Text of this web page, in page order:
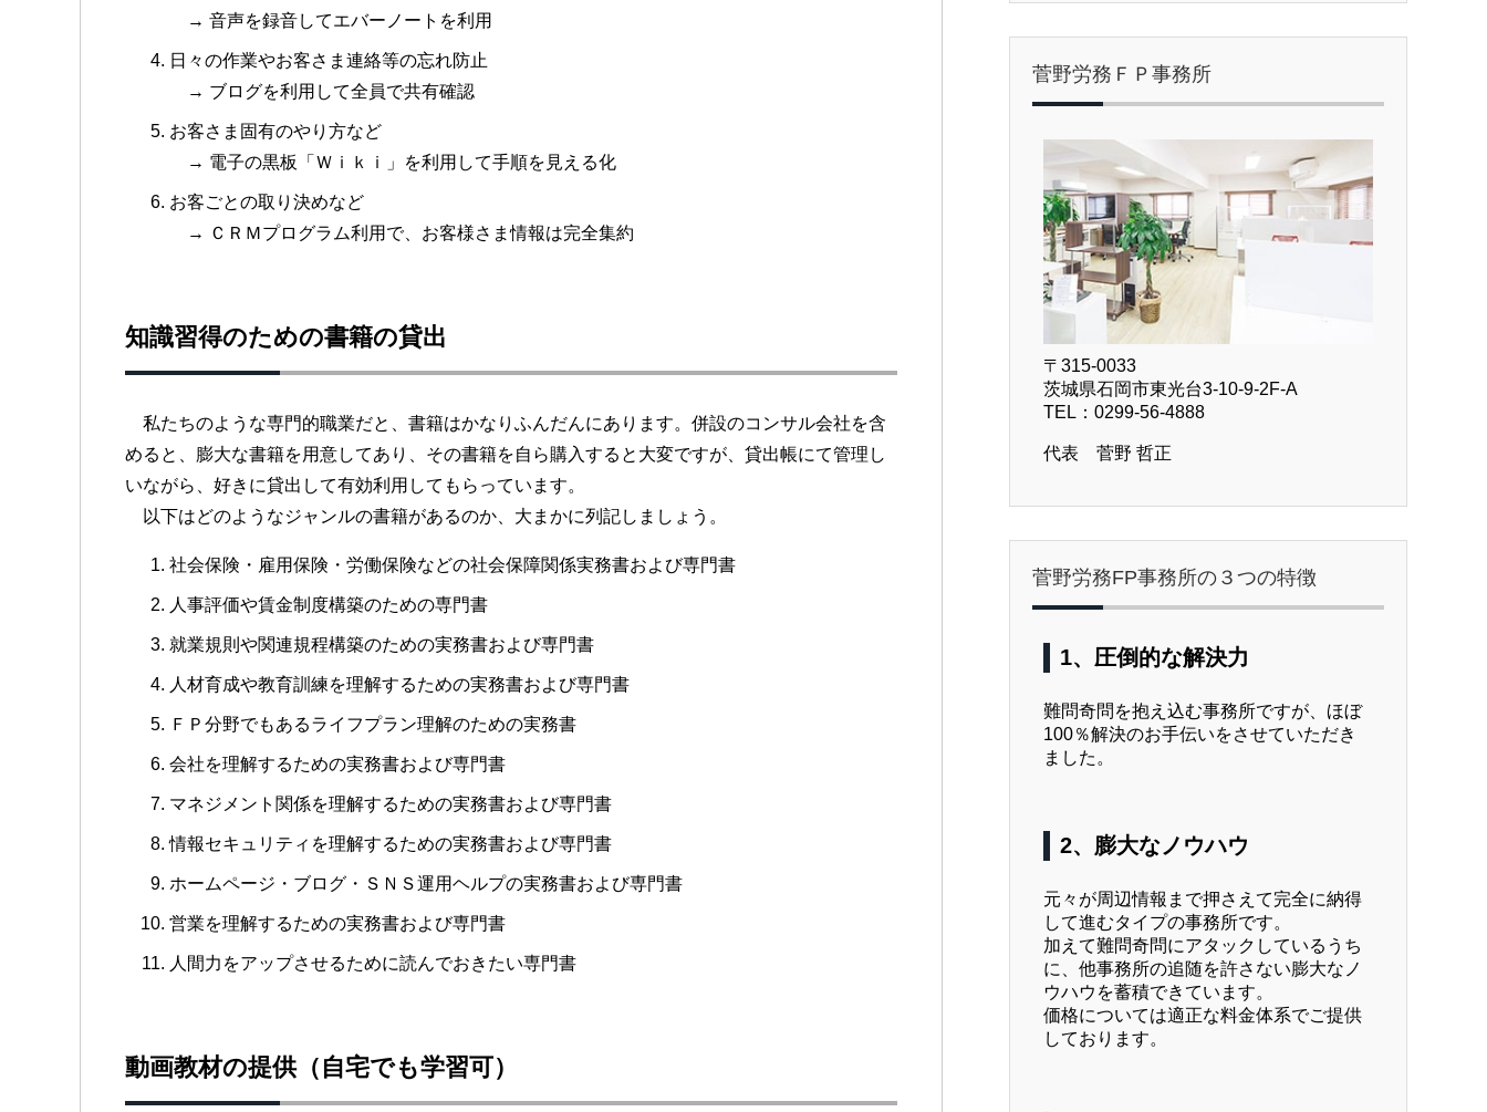
→ 音声を録音してエバーノートを利用
日々の作業やお客さま連絡等の忘れ防止
→ ブログを利用して全員で共有確認
お客さま固有のやり方など
→ 電子の黒板「Ｗｉｋｉ」を利用して手順を見える化
お客ごとの取り決めなど
→ ＣＲＭプログラム利用で、お客様さま情報は完全集約
知識習得のための書籍の貸出
私たちのような専門的職業だと、書籍はかなりふんだんにあります。併設のコンサル会社を含
めると、膨大な書籍を用意してあり、その書籍を自ら購入すると大変ですが、貸出帳にて管理し
いながら、好きに貸出して有効利用してもらっています。
以下はどのようなジャンルの書籍があるのか、大まかに列記しましょう。
社会保険・雇用保険・労働保険などの社会保障関係実務書および専門書
人事評価や賃金制度構築のための専門書
就業規則や関連規程構築のための実務書および専門書
人材育成や教育訓練を理解するための実務書および専門書
ＦＰ分野でもあるライフプラン理解のための実務書
会社を理解するための実務書および専門書
マネジメント関係を理解するための実務書および専門書
情報セキュリティを理解するための実務書および専門書
ホームページ・ブログ・ＳＮＳ運用ヘルプの実務書および専門書
営業を理解するための実務書および専門書
人間力をアップさせるために読んでおきたい専門書
動画教材の提供（自宅でも学習可）
菅野労務ＦＰ事務所
〒315-0033
茨城県石岡市東光台3-10-9-2F-A
TEL：0299-56-4888
代表 菅野 哲正
菅野労務FP事務所の３つの特徴
1、圧倒的な解決力
難問奇問を抱え込む事務所ですが、ほぼ
100％解決のお手伝いをさせていただき
ました。
2、膨大なノウハウ
元々が周辺情報まで押さえて完全に納得
して進むタイプの事務所です。
加えて難問奇問にアタックしているうち
に、他事務所の追随を許さない膨大なノ
ウハウを蓄積できています。
価格については適正な料金体系でご提供
しております。